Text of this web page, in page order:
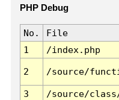
PHP Debug
No. File
1
/index.php
2 /source/
3 /source/